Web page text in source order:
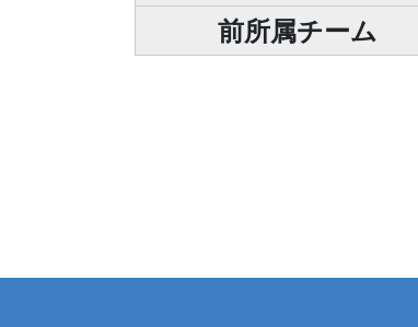
前所属チーム